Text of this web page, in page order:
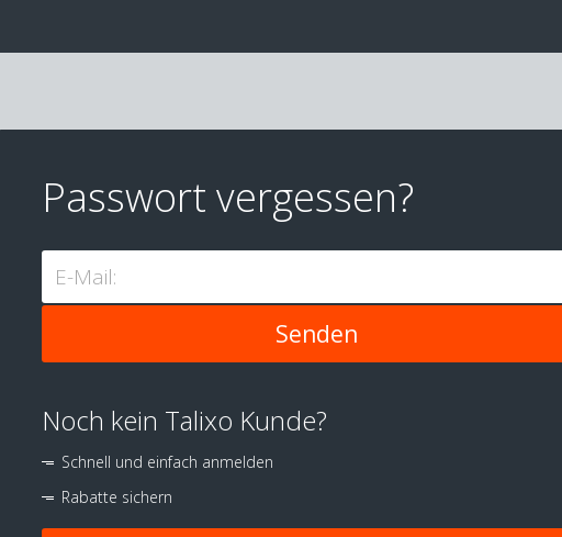
Passwort vergessen?
E-Mail:
Noch kein Talixo Kunde?
Schnell und einfach anmelden
Rabatte sichern